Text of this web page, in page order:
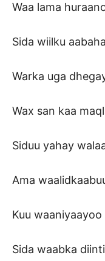
Waa lama
Sida wiilku aabaha
Warka uga
Wax san kaa
Siduu yahay
Ama
Kuu waaniyaayoo
Sida waabka